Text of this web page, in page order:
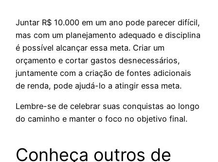
Juntar R$ 10.000 em um ano pode parecer difícil,
mas com um planejamento adequado e disciplina
é possível alcançar essa meta. Criar um
orçamento e cortar gastos desnecessários,
juntamente com a criação de fontes adicionais
de renda, pode ajudá-lo a atingir essa meta.
Lembre-se de celebrar suas conquistas ao longo
do caminho e manter o foco no objetivo final.
Conheça outros de